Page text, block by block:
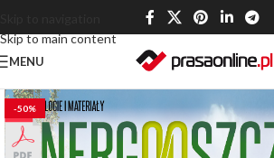
Skip to main content
MENU
-50%